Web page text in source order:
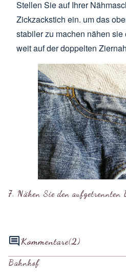
Stellen Sie auf Ihrer
Zickzackstich ein. um das
stabiler zu machen nähen
weit auf der doppelten
7. Nähen Sie den aufgetrennten
Kommentare(2)
Bahnhof